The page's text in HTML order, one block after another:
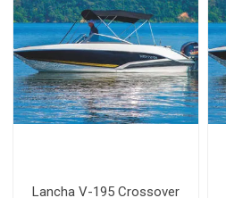
Lancha V-195 Crossover